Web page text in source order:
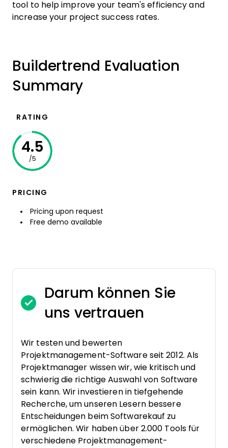
tool to help improve your team's efficiency and
increase your project success rates.
Buildertrend Evaluation
Summary
RATING
4.5
/5
PRICING
Pricing upon request
Free demo available
Darum können Sie
uns vertrauen
Wir testen und bewerten
Projektmanagement-Software seit 2012. Als
Projektmanager wissen wir, wie kritisch und
schwierig die richtige Auswahl von Software
sein kann. Wir investieren in tiefgehende
Recherche, um unseren Lesern bessere
Entscheidungen beim Softwarekauf zu
ermöglichen. Wir haben über 2.000 Tools für
verschiedene Projektmanagement-